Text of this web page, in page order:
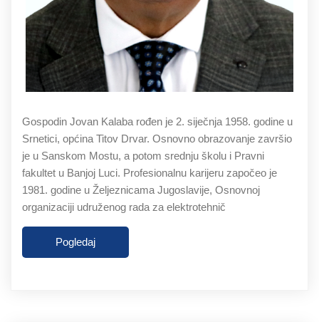
Gospodin Jovan Kalaba rođen je 2. siječnja 1958. godine u
Srnetici, općina Titov Drvar. Osnovno obrazovanje završio
je u Sanskom Mostu, a potom srednju školu i Pravni
fakultet u Banjoj Luci. Profesionalnu karijeru započeo je
1981. godine u Željeznicama Jugoslavije, Osnovnoj
organizaciji udruženog rada za elektrotehnič
Pogledaj